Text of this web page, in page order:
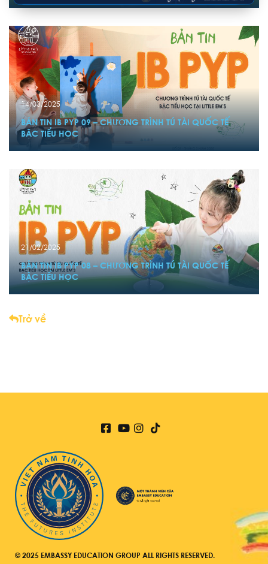
BẢN TIN IB PYP 09 – CHƯƠNG TRÌNH TÚ TÀI QUỐC TẾ
BẬC TIỂU HỌC
14/03/2025
BẢN TIN IB PYP 08 – CHƯƠNG TRÌNH TÚ TÀI QUỐC TẾ
BẬC TIỂU HỌC
21/02/2025
Trở về
© 2025 EMBASSY EDUCATION GROUP ALL RIGHTS RESERVED.